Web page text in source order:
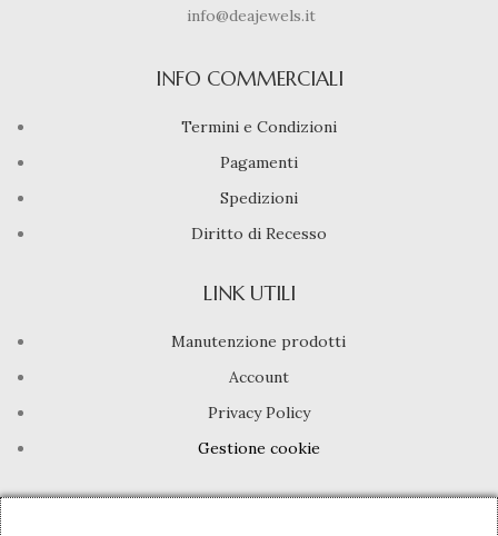
info@deajewels.it
INFO COMMERCIALI
Termini e Condizioni
Pagamenti
Spedizioni
Diritto di Recesso
LINK UTILI
Manutenzione prodotti
Account
Privacy Policy
Gestione cookie